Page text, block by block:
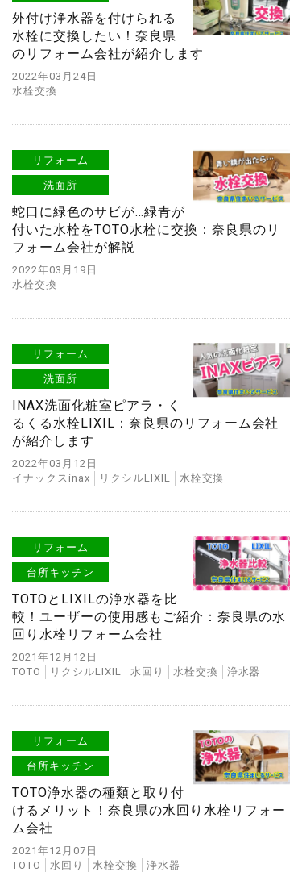
外付け浄水器を付けられる
水栓に交換したい！奈良県
のリフォーム会社が紹介します
2022年03月24日
水栓交換
リフォーム
洗面所
蛇口に緑色のサビが…緑青が
付いた水栓をTOTO水栓に交換：奈良県のリ
フォーム会社が解説
2022年03月19日
水栓交換
リフォーム
洗面所
INAX洗面化粧室ピアラ・く
るくる水栓LIXIL：奈良県のリフォーム会社
が紹介します
2022年03月12日
イナックスinax
リクシルLIXIL 水栓交換
リフォーム
台所キッチン
TOTOとLIXILの浄水器を比
較！ユーザーの使用感もご紹介：奈良県の水
回り水栓リフォーム会社
2021年12月12日
TOTO
リクシルLIXIL 水回り 水栓交換 浄水器
リフォーム
台所キッチン
TOTO浄水器の種類と取り付
けるメリット！奈良県の水回り水栓リフォー
ム会社
2021年12月07日
TOTO
水回り 水栓交換 浄水器